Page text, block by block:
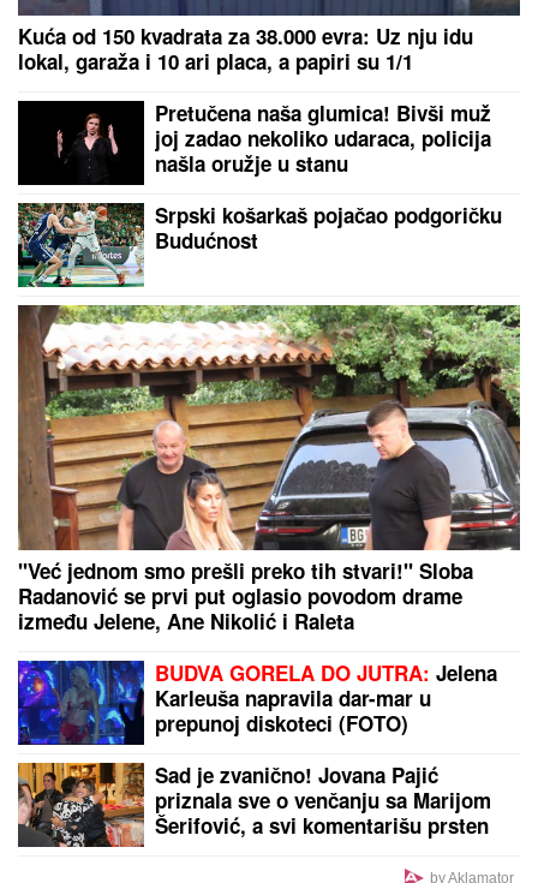
Kuća od 150 kvadrata za 38.000 evra: Uz nju idu
lokal, garaža i 10 ari placa, a papiri su 1/1
Pretučena naša glumica! Bivši muž
joj zadao nekoliko udaraca, policija
našla oružje u stanu
Srpski košarkaš pojačao podgoričku
Budućnost
"Već jednom smo prešli preko tih stvari!" Sloba
Radanović se prvi put oglasio povodom drame
između Jelene, Ane Nikolić i Raleta
BUDVA GORELA DO JUTRA: Jelena
Karleuša napravila dar-mar u
prepunoj diskoteci (FOTO)
Sad je zvanično! Jovana Pajić
priznala sve o venčanju sa Marijom
Šerifović, a svi komentarišu prsten
by Aklamator